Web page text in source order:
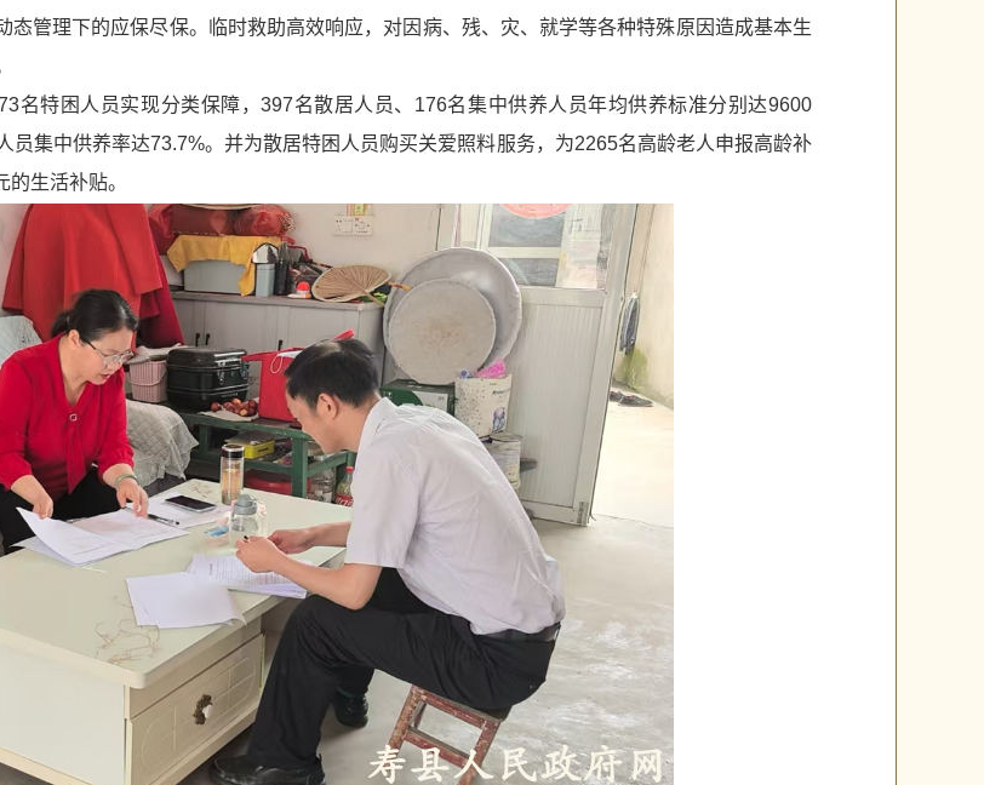
管理下的应保尽保。临时救助高效响应，对因病、残、灾、就学等各种特殊原因造成基本生
名特困人员实现分类保障，397名散居人员、176名集中供养人员年均供养标准分别达9600
集中供养率达73.7%。并为散居特困人员购买关爱照料服务，为2265名高龄老人申报高龄补
生活补贴。